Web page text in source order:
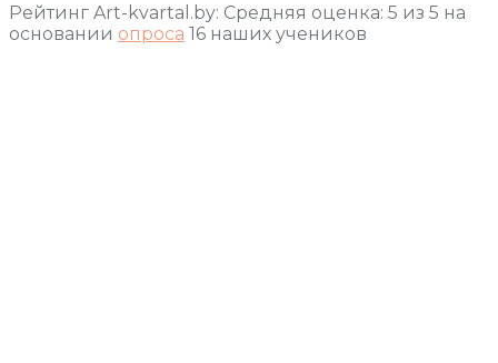
Рейтинг Art-kvartal.by: Средняя оценка: 5 из 5 на
основании опроса 16 наших учеников